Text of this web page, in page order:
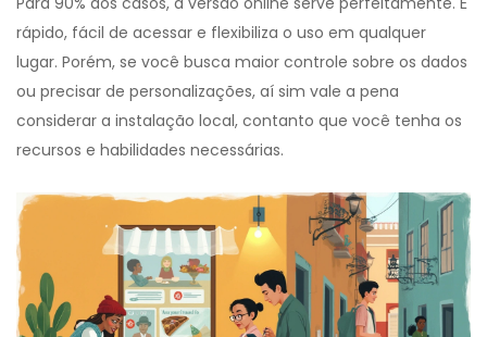
rápido, fácil de acessar e flexibiliza o uso em qualquer
lugar. Porém, se você busca maior controle sobre os dados
ou precisar de personalizações, aí sim vale a pena
considerar a instalação local, contanto que você tenha os
recursos e habilidades necessárias.